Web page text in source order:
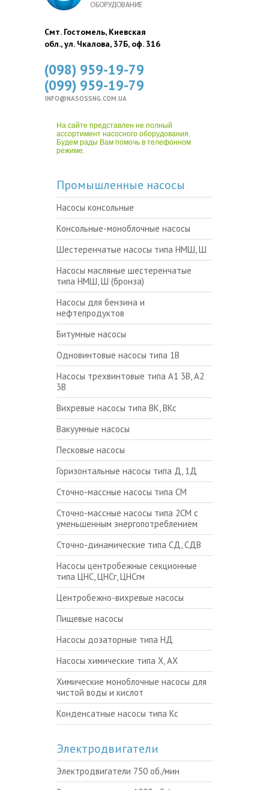
Смт. Гостомель, Киевская
обл., ул. Чкалова, 37Б, оф. 316
(098) 959-19-79
(099) 959-19-79
INFO@NASOSSNG.COM.UA
На сайте представлен не полный
ассортимент насосного оборудования.
Будем рады Вам помочь в телефонном
режиме.
Промышленные насосы
Насосы консольные
Консольные-моноблочные насосы
Шестеренчатые насосы типа НМШ, Ш
Насосы масляные шестеренчатые
типа НМШ, Ш (бронза)
Насосы для бензина и
нефтепродуктов
Битумные насосы
Одновинтовые насосы типа 1В
Насосы трехвинтовые типа А1 3В, А2
3В
Вихревые насосы типа ВК, ВКс
Вакуумные насосы
Песковые насосы
Горизонтальные насосы типа Д, 1Д
Сточно-массные насосы типа СМ
Сточно-массные насосы типа 2СМ с
уменьшенным энергопотреблением
Сточно-динамические типа СД, СДВ
Насосы центробежные секционные
типа ЦНС, ЦНСг, ЦНСгм
Центробежно-вихревые насосы
Пищевые насосы
Насосы дозаторные типа НД
Насосы химические типа Х, АХ
Химические моноблочные насосы для
чистой воды и кислот
Конденсатные насосы типа Кс
Электродвигатели
Электродвигатели 750 об./мин